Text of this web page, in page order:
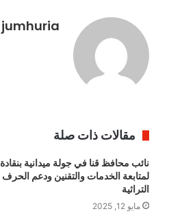
jumhuria
مقالات ذات صلة
نائب محافظ قنا في جولة ميدانية بنقادة
لمتابعة الخدمات والتقنين ودعم الحرف
التراثية
مايو 12, 2025